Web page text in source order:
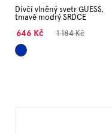
Dívčí vlněný svetr GUESS,
tmavě modrý SRDCE
646 Kč 1 184 Kč
Tmavě